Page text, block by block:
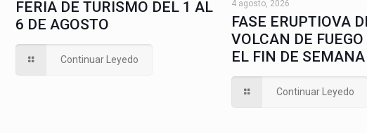
FERIA DE TURISMO DEL 1 AL
6 DE AGOSTO
Continuar Leyedo
4 agosto, 2026
FASE ERUPTIOVA
VOLCAN DE FUEGO
EL FIN DE SEMANA
Continuar Leyedo